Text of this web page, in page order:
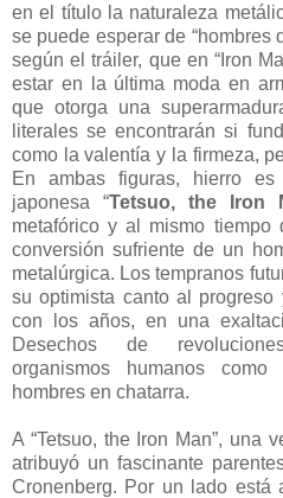
en el título la naturaleza
se puede esperar de “hombres
según el tráiler, que en “Iron
estar en la última moda en
que otorga una
literales se encontrarán si
como la valentía y la firmeza,
En ambas figuras, hierro
japonesa “Tetsuo, the Iron
metafórico y al mismo tiempo
conversión sufriente de un
metalúrgica. Los tempranos
su optimista canto al
con los años, en una
Desechos de
organismos humanos como
hombres en chatarra.
A “Tetsuo, the Iron Man”, una
atribuyó un fascinante
Cronenberg. Por un lado está